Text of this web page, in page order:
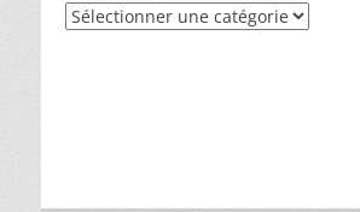
Recherche